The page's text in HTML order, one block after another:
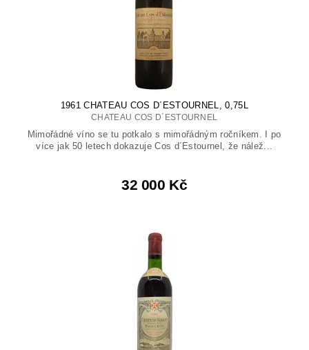
1961 CHATEAU COS D´ESTOURNEL, 0,75L
CHATEAU COS D´ESTOURNEL
Mimořádné víno se tu potkalo s mimořádným ročníkem. I po
více jak 50 letech dokazuje Cos d´Estournel, že nálež...
32 000 Kč